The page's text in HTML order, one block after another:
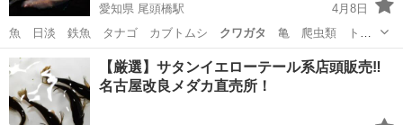
愛知県 尾頭橋駅
4月8日
魚 日淡 鉄魚 タナゴ カブトムシ クワガタ
亀 爬虫類 トカ
ゲ 海水魚 熱帯魚…
愛知 名古屋市 尾頭橋駅 その他のペット メダカ
【厳選】サタンイエローテール系店頭販売‼️
名古屋改良メダカ直売所！